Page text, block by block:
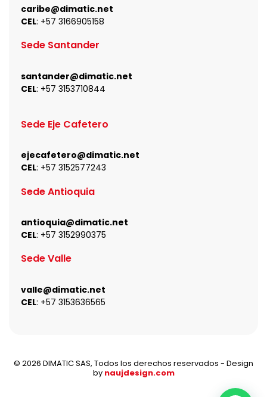
caribe@dimatic.net
CEL: +57 3166905158
Sede Santander
santander@dimatic.net
CEL: +57 3153710844
Sede Eje Cafetero
ejecafetero@dimatic.net
CEL: +57 3152577243
Sede Antioquia
antioquia@dimatic.net
CEL: +57 3152990375
Sede Valle
valle@dimatic.net
CEL: +57 3153636565
© 2026 DIMATIC SAS, Todos los derechos reservados - Design
by naujdesign.com